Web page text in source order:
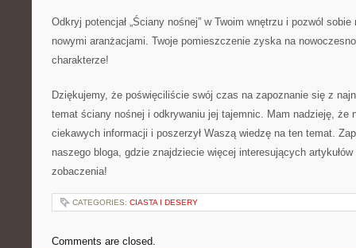
Odkryj potencjał „Ściany nośnej” w ⁤Twoim wnętrzu⁤ i pozwól
nowymi aranżacjami. Twoje pomieszczenie zyska na
charakterze!
Dziękujemy, że poświęciliście swój czas na zapoznanie się z
temat ściany nośnej i ‍odkrywaniu jej tajemnic.⁣ Mam nadzieję,‌ że‍
ciekawych informacji​ i poszerzył Waszą ⁢wiedzę ⁣na⁤ ten temat.
naszego bloga,‍ gdzie znajdziecie więcej ⁣interesujących‌
zobaczenia!
CATEGORIES: CIASTA I DESERY
Comments are closed.